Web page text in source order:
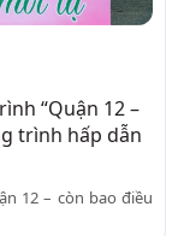
“Quận 12 –
trình hấp dẫn
12 – còn bao điều